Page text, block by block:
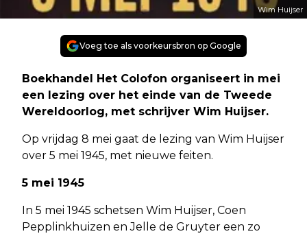
Wim Huijser
Voeg toe als voorkeursbron op Google
Boekhandel Het Colofon organiseert in mei
een lezing over het einde van de Tweede
Wereldoorlog, met schrijver Wim Huijser.
Op vrijdag 8 mei gaat de lezing van Wim Huijser
over 5 mei 1945, met nieuwe feiten.
5 mei 1945
In 5 mei 1945 schetsen Wim Huijser, Coen
Pepplinkhuizen en Jelle de Gruyter een zo